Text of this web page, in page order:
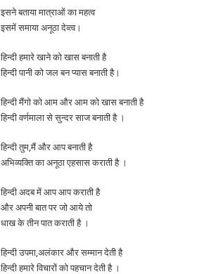
इसने बताया मात्राओं का महत्व
इसमें समाया अनूठा देव्त्व।
हिन्दी हमारे खाने को खास बनाती है
हिन्दी पानी को जल बन प्यास बनाती है।
हिन्दी मैंगो को आम और आम को खास बनाती है
हिन्दी वर्णमाला से सुन्दर साज बनाती है ।
हिन्दी तुम,मैं और आप बनाती है
अभिव्यक्ति का अनूठा एहसास कराती है ।
हिन्दी अदब में आप आप कराती है
और अपनी बात पर जो आये तो
धाख के तीन पात कराती है ।
हिन्दी उपमा,अलंकार और सम्मान देती है
हिन्दी हमारे विचारों को पहचान देती है ।